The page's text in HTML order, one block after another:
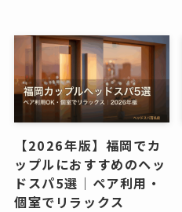
【2026年版】福岡でカ
ップルにおすすめのヘッ
ドスパ5選｜ペア利用・
個室でリラックス